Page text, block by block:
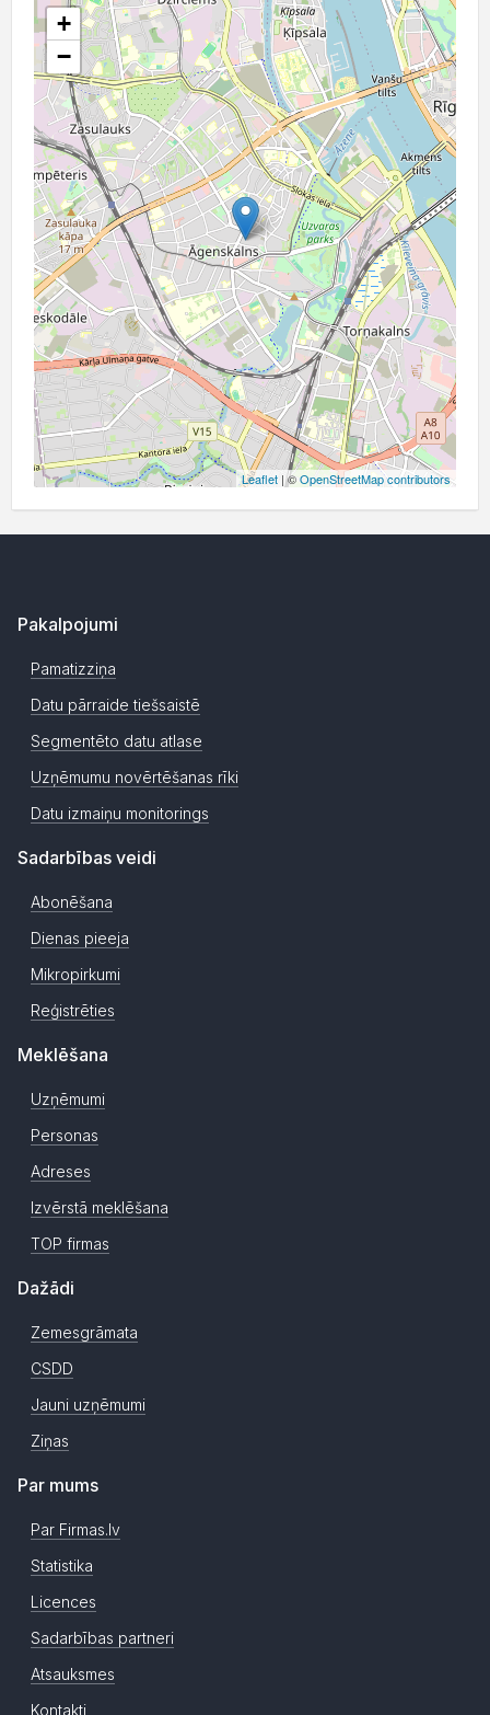
+
−
Leaflet | ©OpenStreetMap contributors
Pakalpojumi
Pamatizziņa
Datu pārraide tiešsaistē
Segmentēto datu atlase
Uzņēmumu novērtēšanas rīki
Datu izmaiņu monitorings
Sadarbības veidi
Abonēšana
Dienas pieeja
Mikropirkumi
Reģistrēties
Meklēšana
Uzņēmumi
Personas
Adreses
Izvērstā meklēšana
TOP firmas
Dažādi
Zemesgrāmata
CSDD
Jauni uzņēmumi
Ziņas
Par mums
Par Firmas.lv
Statistika
Licences
Sadarbības partneri
Atsauksmes
Kontakti